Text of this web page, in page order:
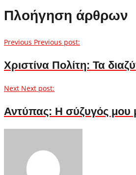
Πλοήγηση άρθρων
Previous Previous post:
Χριστίνα Πολίτη: Τα
Next Next post:
Αντύπας: Η σύζυγός μου